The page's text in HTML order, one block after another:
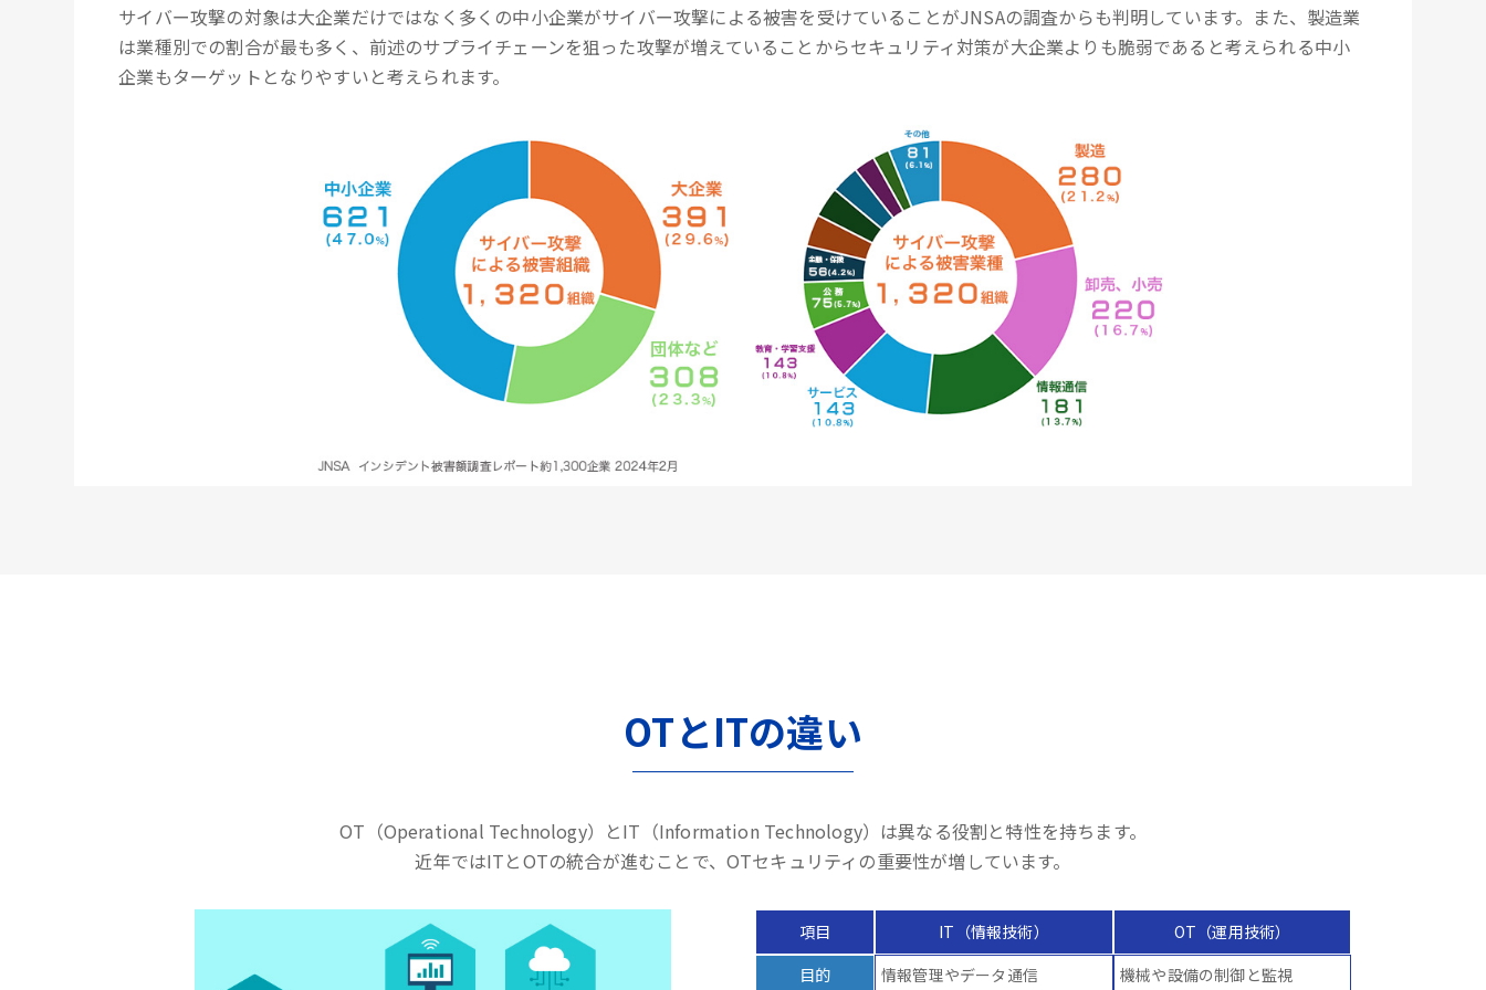
サイバー攻撃の対象は大企業だけではなく多くの中小企業がサイバー攻撃による被害を受けていることがJNSAの調査からも判明しています。また、製造業
は業種別での割合が最も多く、前述のサプライチェーンを狙った攻撃が増えていることからセキュリティ対策が大企業よりも脆弱であると考えられる中小
企業もターゲットとなりやすいと考えられます。
OTとITの違い
OT（Operational Technology）とIT（Information Technology）は異なる役割と特性を持ちます。
近年ではITとOTの統合が進むことで、OTセキュリティの重要性が増しています。
項目 IT（情報技術）
OT（運用技術）
目的
情報管理やデータ通信 機械や設備の制御と監視